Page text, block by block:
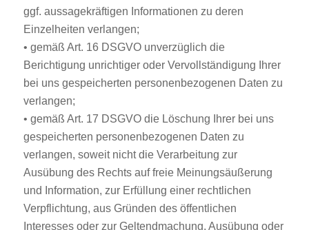
ggf. aussagekräftigen Informationen zu deren
Einzelheiten verlangen;
• gemäß Art. 16 DSGVO unverzüglich die
Berichtigung unrichtiger oder Vervollständigung Ihrer
bei uns gespeicherten personenbezogenen Daten zu
verlangen;
• gemäß Art. 17 DSGVO die Löschung Ihrer bei uns
gespeicherten personenbezogenen Daten zu
verlangen, soweit nicht die Verarbeitung zur
Ausübung des Rechts auf freie Meinungsäußerung
und Information, zur Erfüllung einer rechtlichen
Verpflichtung, aus Gründen des öffentlichen
Interesses oder zur Geltendmachung, Ausübung oder